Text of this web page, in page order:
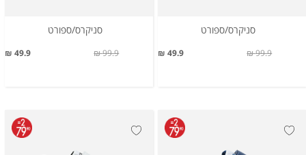
סניקרס/ספורט
49.9 ₪ 99.9 ₪
סניקרס/ספורט
49.9 ₪ 99.9 ₪